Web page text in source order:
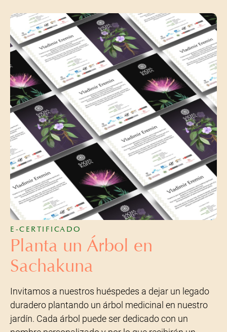
E-CERTIFICADO
Planta un Árbol en
Sachakuna
Invitamos a nuestros huéspedes a dejar un legado
duradero plantando un árbol medicinal en nuestro
jardín. Cada árbol puede ser dedicado con un